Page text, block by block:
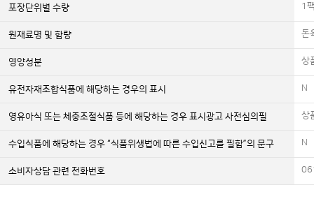
포장단위별 수량 1
원재료명 및 함량 돈
영양성분 상
유전자재조합식품에 해당하는 경우의 표시 N
영유아식 또는 체중조절식품 등에 해당하는 경우 표시광고 사전심의필 상
수입식품에 해당하는 경우 “식품위생법에 따른 수입신고를 필함”의 문구 N
소비자상담 관련 전화번호